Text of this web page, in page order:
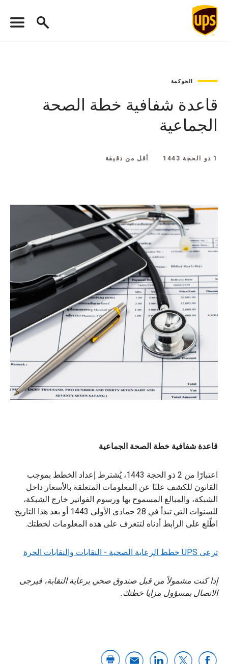
الحوكمة
قاعدة شفافية خطة الصحة
الجماعية
1 ذو الحجة 1443 أقل من دقيقة
قاعدة شفافية خطة الصحة الجماعية
اعتبارًا من 2 ذو الحجة 1443، يُشترط إعداد الخطط بموجب
القانون للكشف علنًا عن المعلومات المتعلقة بالأسعار داخل
الشبكة، والمبالغ المسموح بها ورسوم الفواتير خارج الشبكة،
للسنوات التي تبدأ في 28 جمادى الأولى 1443 أو بعد هذا التاريخ.
اطّلع على الرابط أدناه لتتعرف على هذه المعلومات لخطتك.
ترعى UPS خطط الرعاية الصحية - النقابات والنقابات الحرة
إذا كنت مشمولاً من قبل صندوق صحي برعاية النقابة، فيرجى
الاتصال بمسؤول مزايا خطتك.